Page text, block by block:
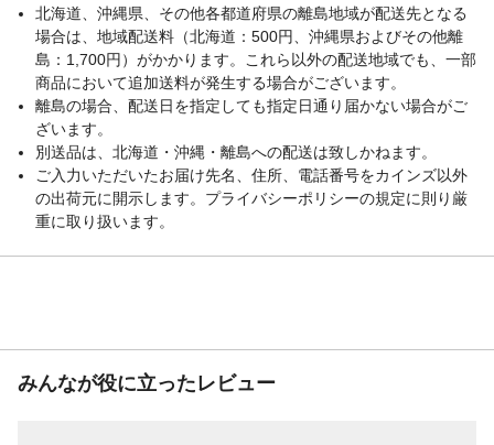
北海道、沖縄県、その他各都道府県の離島地域が配送先となる
場合は、地域配送料（北海道：500円、沖縄県およびその他離
島：1,700円）がかかります。これら以外の配送地域でも、一部
商品において追加送料が発生する場合がございます。
離島の場合、配送日を指定しても指定日通り届かない場合がご
ざいます。
別送品は、北海道・沖縄・離島への配送は致しかねます。
ご入力いただいたお届け先名、住所、電話番号をカインズ以外
の出荷元に開示します。プライバシーポリシーの規定に則り厳
重に取り扱います。
みんなが役に立ったレビュー